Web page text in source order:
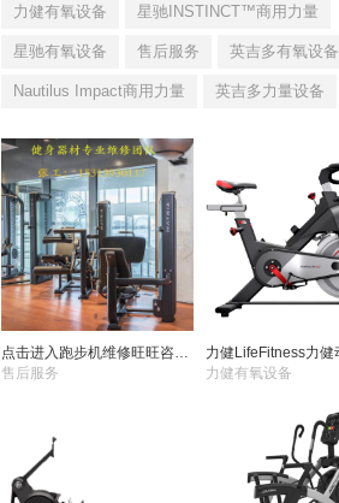
力健有氧设备 星驰INSTINCT™商用力量
星驰有氧设备 售后服务 英吉多有氧设备
Nautilus Impact商用力量 英吉多力量设备
点击进入跑步机维修旺旺咨询页面
售后服务
力健有氧设备